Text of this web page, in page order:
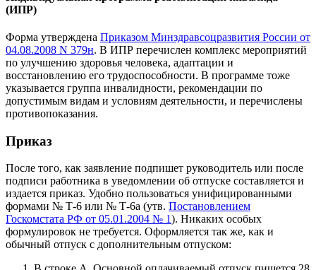
(ИПР)
Форма утверждена Приказом Минздравсоцразвития России от
04.08.2008 N 379н. В ИПР перечислен комплекс мероприятий
по улучшению здоровья человека, адаптации и
восстановлению его трудоспособности. В программе тоже
указывается группа инвалидности, рекомендации по
допустимым видам и условиям деятельности, и перечислены
противопоказания.
Приказ
После того, как заявление подпишет руководитель или после
подписи работника в уведомлении об отпуске составляется и
издается приказ. Удобно пользоваться унифицированными
формами № Т-6 или № Т-6a (утв. Постановлением
Госкомстата РФ от 05.01.2004 № 1). Никаких особых
формулировок не требуется. Оформляется так же, как и
обычный отпуск с дополнительным отпуском: